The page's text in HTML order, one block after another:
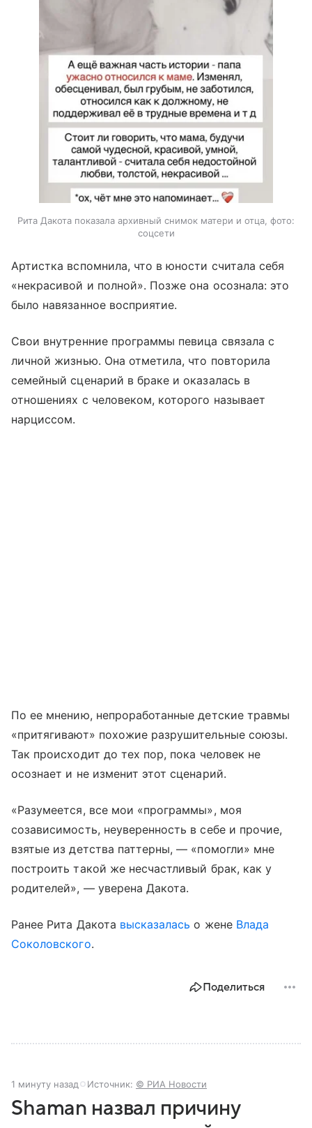
Рита Дакота показала архивный снимок матери и отца, фото:
соцсети
Артистка вспомнила, что в юности считала себя
«некрасивой и полной». Позже она осознала: это
было навязанное восприятие.
Свои внутренние программы певица связала с
личной жизнью. Она отметила, что повторила
семейный сценарий в браке и оказалась в
отношениях с человеком, которого называет
нарциссом.
По ее мнению, непроработанные детские травмы
«притягивают» похожие разрушительные союзы.
Так происходит до тех пор, пока человек не
осознает и не изменит этот сценарий.
«Разумеется, все мои «программы», моя
созависимость, неуверенность в себе и прочие,
взятые из детства паттерны, — «помогли» мне
построить такой же несчастливый брак, как у
родителей», — уверена Дакота.
Ранее Рита Дакота высказалась о жене Влада
Соколовского.
Поделиться
1 минуту назад Источник: © РИА Новости
Shaman назвал причину